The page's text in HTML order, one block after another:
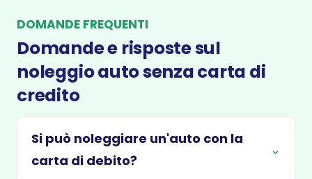
DOMANDE FREQUENTI
Domande e risposte sul
noleggio auto senza carta di
credito
Si può noleggiare un'auto con la
carta di debito?
⌄